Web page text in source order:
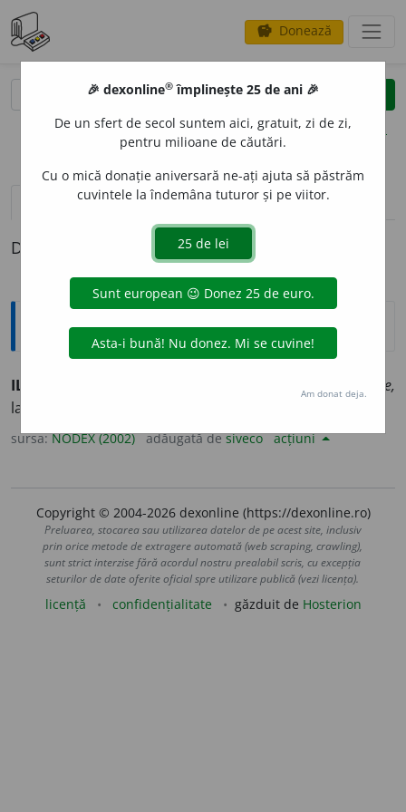
savings Donează
clear
opțiuni
definiții (1) pronunțievolume_up (16)
Definiția cu ID-ul 338043:
Explicative DEX
ILIC
illícite,
lat.
sursa:NODEX (2002) adăugată desiveco acțiuni
Copyright © 2004-2026 dexonline (https://dexonline.ro)
Preluarea, stocarea sau utilizarea datelor de pe acest site, inclusiv
prin orice metode de extragere automată (web scraping, crawling),
sunt strict interzise fără acordul nostru prealabil scris, cu excepția
seturilor de date oferite oficial spre utilizare publică (vezi licența).
licență confidențialitate găzduit de Hosterion
🎉 dexonline® împlinește 25 de ani 🎉
De un sfert de secol suntem aici, gratuit, zi de zi,
pentru milioane de căutări.
Cu o mică donație aniversară ne-ați ajuta să păstrăm
cuvintele la îndemâna tuturor și pe viitor.
Am donat deja.